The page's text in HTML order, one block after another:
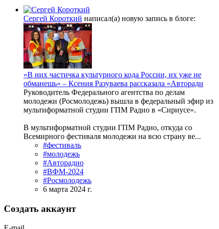
Сергей Короткий написал(а) новую запись в блоге:
«В них частичка культурного кода России, их уже не
обманешь» – Ксения Разуваева рассказала «Авторади
Руководитель Федерального агентства по делам
молодежи (Росмолодежь) вышла в федеральный эфир из
мультиформатной студии ГПМ Радио в «Сириусе».
В мультиформатной студии ГПМ Радио, откуда со
Всемирного фестиваля молодежи на всю страну ве...
#фестиваль
#молодежь
#Авторадио
#ВФМ-2024
#Росмолодежь
6 марта 2024 г.
Создать аккаунт